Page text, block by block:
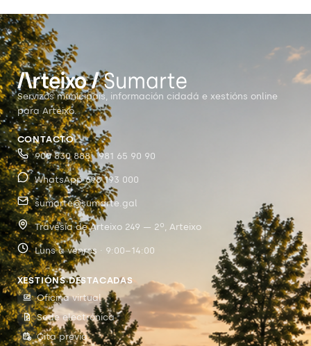
Servizos municipais, información cidadá e xestións online
para Arteixo.
CONTACTO
900 830 888 · 981 65 90 90
WhatsApp 698 193 000
sumarte@sumarte.gal
Travesía de Arteixo 249 — 2º, Arteixo
Luns a venres · 9:00–14:00
XESTIÓNS DESTACADAS
Oficina virtual
Sede electrónica
Cita previa